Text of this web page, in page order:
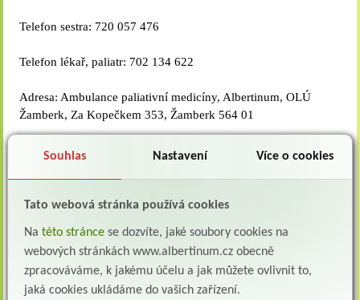
Telefon sestra: 720 057 476
Telefon lékař, paliatr: 702 134 622
Adresa: Ambulance paliativní medicíny, Albertinum, OLÚ
Žamberk, Za Kopečkem 353, Žamberk 564 01
11.00 - 15.00 / po předchozím
objednání
V naléhavých případech je možno kontrolu v ambulanci
domluvit individuálně i v jiný den či zajistit telefonické
Souhlas Nastavení Více o cookies
Tato webová stránka používá cookies
Na této stránce se dozvíte, jaké soubory cookies na
webových stránkách www.albertinum.cz obecně
zpracováváme, k jakému účelu a jak můžete ovlivnit to,
jaká cookies ukládáme do vašich zařízení.